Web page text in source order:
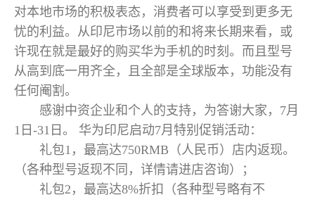
对本地市场的积极表态，消费者可以享受到更多无
忧的利益。从印尼市场以前的和将来长期来看，或
许现在就是最好的购买华为手机的时刻。而且型号
从高到底一用齐全，且全部是全球版本，功能没有
任何阉割。
感谢中资企业和个人的支持，为答谢大家，7月
1日-31日。 华为印尼启动7月特别促销活动：
礼包1，最高达750RMB（人民币）店内返现。
（各种型号返现不同，详情请进店咨询）；
礼包2，最高达8%折扣（各种型号略有不